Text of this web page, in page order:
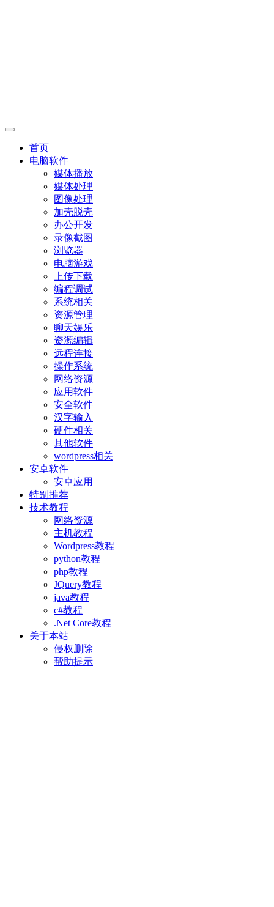
首页
电脑软件
媒体播放
媒体处理
图像处理
加壳脱壳
办公开发
录像截图
浏览器
电脑游戏
上传下载
编程调试
系统相关
资源管理
聊天娱乐
资源编辑
远程连接
操作系统
网络资源
应用软件
安全软件
汉字输入
硬件相关
其他软件
wordpress相关
安卓软件
安卓应用
特别推荐
技术教程
网络资源
主机教程
Wordpress教程
python教程
php教程
JQuery教程
java教程
c#教程
.Net Core教程
关于本站
侵权删除
帮助提示